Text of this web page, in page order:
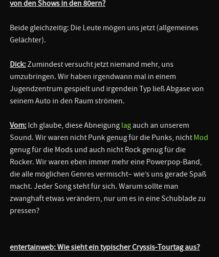
von den Shows in den 80ern?
Beide gleichzeitig: Die Leute mögen uns jetzt (allgemeines
Gelächter).
Dick:Zumindest versucht jetzt niemand mehr, uns
umzubringen. Wir haben irgendwann mal in einem
Jugendzentrum gespielt und irgendein Typ ließ Abgase von
seinem Auto in den Raum strömen.
Vom: Ich glaube, diese Abneigung lag auch an unserem
Sound. Wir waren nicht Punk genug für die Punks, nicht Mod
genug für die Mods und auch nicht Rock genug für die
Rocker. Wir waren eben immer mehr eine Powerpop-Band,
die alle möglichen Genres vermischt– wie’s uns gerade Spaß
macht. Jeder Song steht für sich. Warum sollte man
zwanghaft etwas verändern, nur um es in eine Schublade zu
pressen?
entertainweb: Wie sieht ein typischer Cryssis-Tourtag aus?